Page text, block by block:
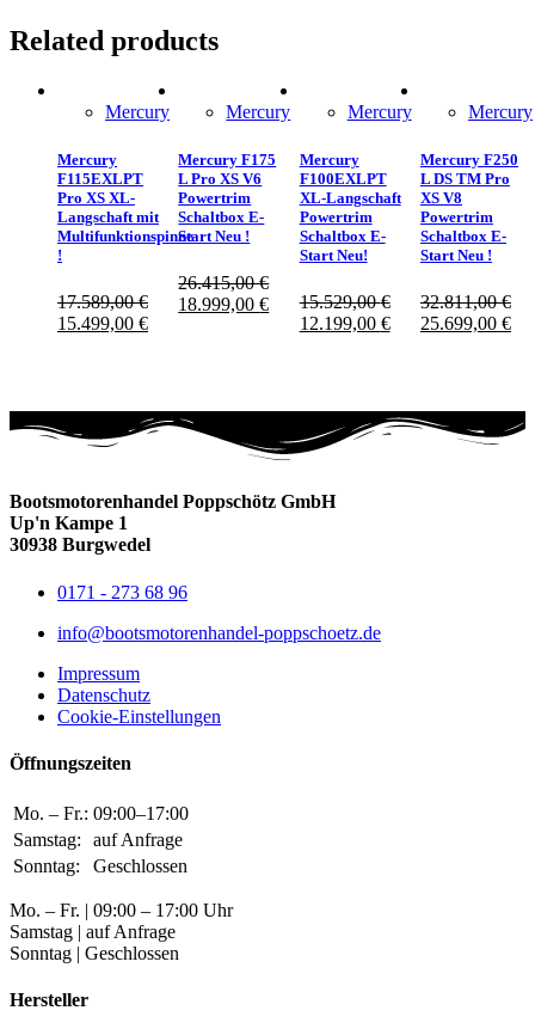
Related products
Mercury
Mercury
F115EXLPT
Pro XS XL-
Langschaft mit
Multifunktionspinne
!
17.589,00€
15.499,00 €
Mercury
Mercury F175
L Pro XS V6
Powertrim
Schaltbox E-
Start Neu !
26.415,00€
18.999,00€
Mercury
Mercury
F100EXLPT
XL-Langschaft
Powertrim
Schaltbox E-
Start Neu!
15.529,00€
12.199,00 €
Mercury
Mercury F250
L DS TM Pro
XS V8
Powertrim
Schaltbox E-
Start Neu !
32.811,00€
25.699,00 €
Bootsmotorenhandel Poppschötz GmbH
Up'n Kampe 1
30938 Burgwedel
0171 - 273 68 96
info@bootsmotorenhandel-poppschoetz.de
Impressum
Datenschutz
Cookie-Einstellungen
Öffnungszeiten
Mo. – Fr.: 09:00–17:00
Samstag:
auf Anfrage
Sonntag:
Geschlossen
Mo. – Fr. | 09:00 – 17:00 Uhr
Samstag | auf Anfrage
Sonntag | Geschlossen
Hersteller